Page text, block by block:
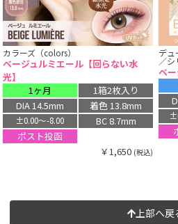
カラーズ（colors）
ベージュルミエール【回らない水
光】
1ヶ月
1箱2枚入り
DIA 14.5mm
着色 13.8mm
±0.00〜-8.00
BC 8.7mm
ポスト投函
￥1,650 (税込)
デュ
／
ベ
上部へ戻